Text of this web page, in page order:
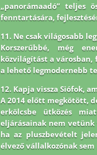
„panorámaadó” teljes
fenntartására,
11. Ne csak világosabb
Korszerűbbé, még
közvilágítást a
a lehető legmodernebb
12. Kapja vissza Siófok,
A 2014 előtt megkötött,
erkölcsbe ütközés
eljárásainak nem vetünk
ha az pluszbevételt
élvező vállalkozónak